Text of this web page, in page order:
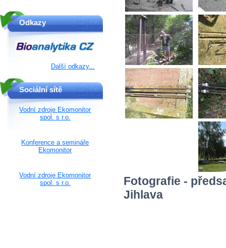
Fotografie -
Jihlava
Odkazy
Další odkazy...
Sociální sítě
Vodní zdroje Ekomonitor
spol. s r.o.
Konference a semináře
Ekomonitor
Vodní zdroje Ekomonitor
spol. s r.o.